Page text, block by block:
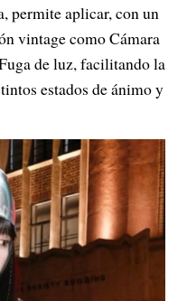
permite aplicar, con un
vintage como Cámara
de luz, facilitando la
estados de ánimo y